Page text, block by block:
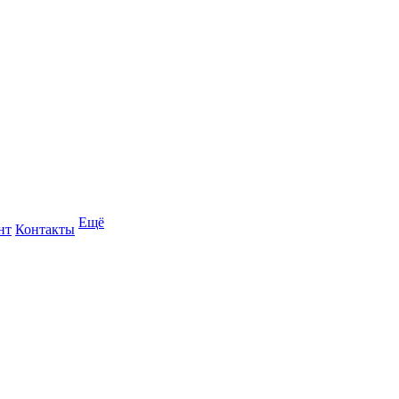
Контакты Ещё